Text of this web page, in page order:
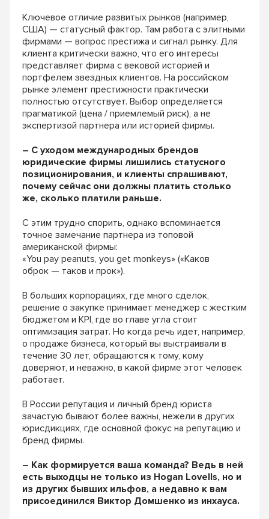
Ключевое отличие развитых рынков (например,
США) — статусный фактор. Там работа с элитными
фирмами — вопрос престижа и сигнал рынку. Для
клиента критически важно, что его интересы
представляет фирма с вековой историей и
портфелем звездных клиентов. На российском
рынке элемент престижности практически
полностью отсутствует. Выбор определяется
прагматикой (цена / приемлемый риск), а не
экспертизой партнера или историей фирмы.
– С уходом международных брендов
юридические фирмы лишились статусного
позиционирования, и клиенты спрашивают,
почему сейчас они должны платить столько
же, сколько платили раньше.
С этим трудно спорить, однако вспоминается
точное замечание партнера из топовой
американской фирмы:
«You pay peanuts, you get monkeys» («Каков
оброк — таков и прок»).
В больших корпорациях, где много сделок,
решение о закупке принимает менеджер с жестким
бюджетом и KPI, где во главе угла стоит
оптимизация затрат. Но когда речь идет, например,
о продаже бизнеса, который вы выстраивали в
течение 30 лет, обращаются к тому, кому
доверяют, и неважно, в какой фирме этот человек
работает.
В России репутация и личный бренд юриста
зачастую бывают более важны, нежели в других
юрисдикциях, где основной фокус на репутацию и
бренд фирмы.
– Как формируется ваша команда? Ведь в ней
есть выходцы не только из Hogan Lovells, но и
из других бывших ильфов, а недавно к вам
присоединился Виктор Домшенко из инхауса.